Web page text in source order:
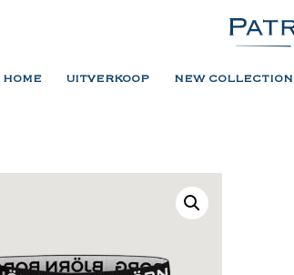
HOME UITVERKOOP NEW COLLECTION